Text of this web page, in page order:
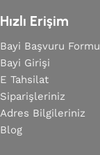
Hızlı Erişim
Bayi Başvuru Formu
Bayi Girişi
E Tahsilat
Siparişleriniz
Adres Bilgileriniz
Blog